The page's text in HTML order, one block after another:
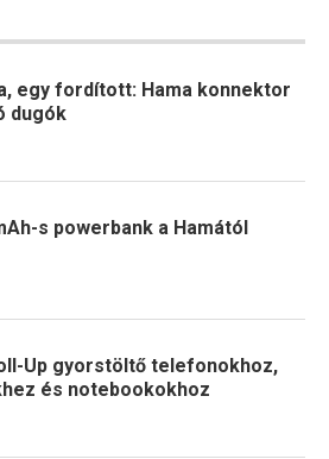
egy fordított: Hama konnektor
dugók
s powerbank a Hamától
Up gyorstöltő telefonokhoz,
és notebookokhoz